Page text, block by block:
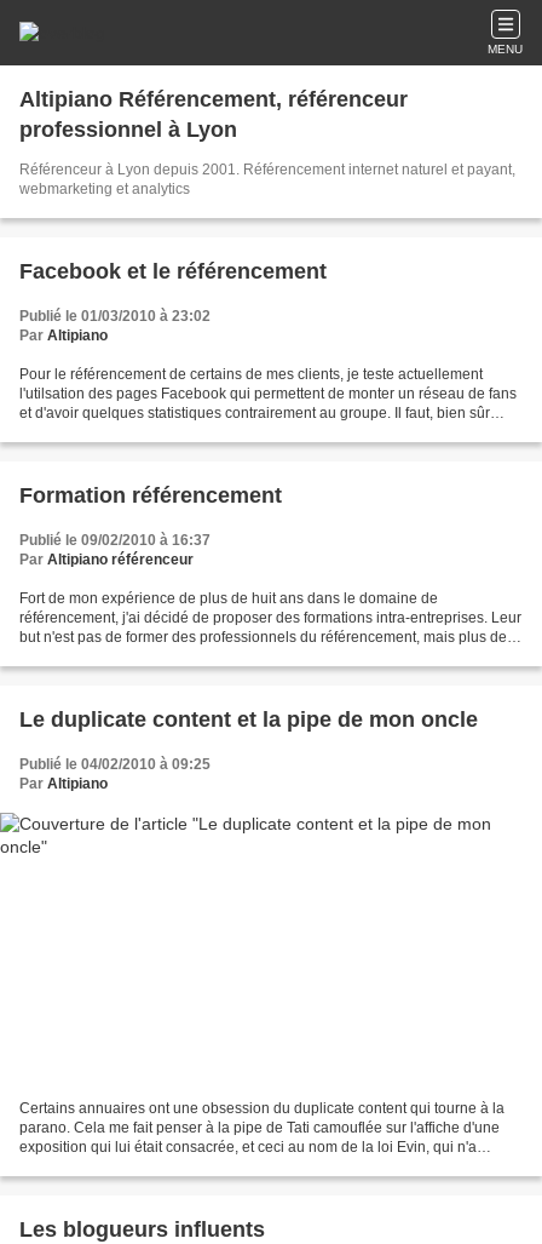
MENU
Altipiano Référencement, référenceur
professionnel à Lyon
Référenceur à Lyon depuis 2001. Référencement internet naturel et payant,
webmarketing et analytics
Facebook et le référencement
Publié le 01/03/2010 à 23:02
Par Altipiano
Pour le référencement de certains de mes clients, je teste actuellement
l'utilsation des pages Facebook qui permettent de monter un réseau de fans
et d'avoir quelques statistiques contrairement au groupe. Il faut, bien sûr
Formation référencement
Publié le 09/02/2010 à 16:37
Par Altipiano référenceur
Fort de mon expérience de plus de huit ans dans le domaine de
référencement, j'ai décidé de proposer des formations intra-entreprises. Leur
but n'est pas de former des professionnels du référencement, mais plus de
Le duplicate content et la pipe de mon oncle
Publié le 04/02/2010 à 09:25
Par Altipiano
Certains annuaires ont une obsession du duplicate content qui tourne à la
parano. Cela me fait penser à la pipe de Tati camouflée sur l'affiche d'une
exposition qui lui était consacrée, et ceci au nom de la loi Evin, qui n'a
Les blogueurs influents